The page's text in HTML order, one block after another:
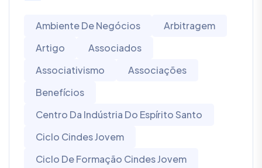
Ambiente De Negócios
Arbitragem
Artigo
Associados
Associativismo
Associações
Benefícios
Centro Da Indústria Do Espírito Santo
Ciclo Cindes Jovem
Ciclo De Formação Cindes Jovem